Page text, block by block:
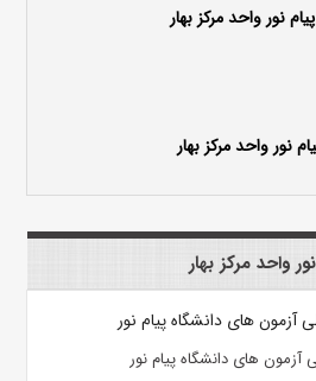
نور واحد مرکز بهار
نور واحد مرکز بهار
واحد مرکز بهار
آزمون های دانشگاه پیام نور